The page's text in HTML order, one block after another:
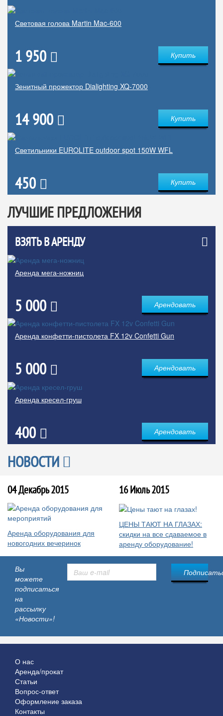
Световая голова Martin Mac-600
1 950 Купить
Зенитный прожектор Dialighting XQ-7000
14 900 Купить
Светильники EUROLITE outdoor spot 150W WFL
450 Купить
ЛУЧШИЕ ПРЕДЛОЖЕНИЯ
ВЗЯТЬ В АРЕНДУ
Аренда мега-ножниц
5 000 Арендовать
Аренда конфетти-пистолета FX 12v Confetti Gun
5 000 Арендовать
Аренда кресел-груш
400 Арендовать
НОВОСТИ
04 Декабрь 2015
Аренда оборудования для
новогодних вечеринок
16 Июль 2015
ЦЕНЫ ТАЮТ НА ГЛАЗАХ:
скидки на все сдаваемое в
аренду оборудование!
Вы
можете
подписаться
на
рассылку
«Новости»!
О нас
Аренда/прокат
Статьи
Вопрос-ответ
Оформление заказа
Контакты